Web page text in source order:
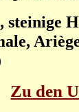
Zu den